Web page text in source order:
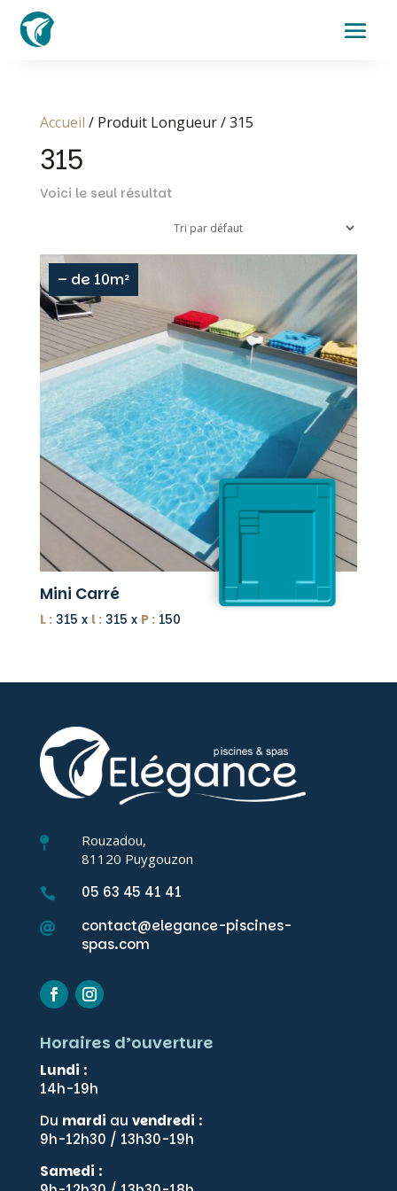
Accueil / Produit Longueur / 315
315
Voici le seul résultat
– de 10m²
Mini Carré
L :315 x l :315 x P :150

Rouzadou,
81120 Puygouzon
 05 63 45 41 41

contact@elegance-piscines-
spas.com
Horaires d’ouverture
Lundi :
14h-19h
Du mardi au vendredi :
9h-12h30 / 13h30-19h
Samedi :